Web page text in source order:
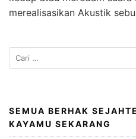
merealisasikan Akustik
SEMUA BERHAK
KAYAMU SEKARANG